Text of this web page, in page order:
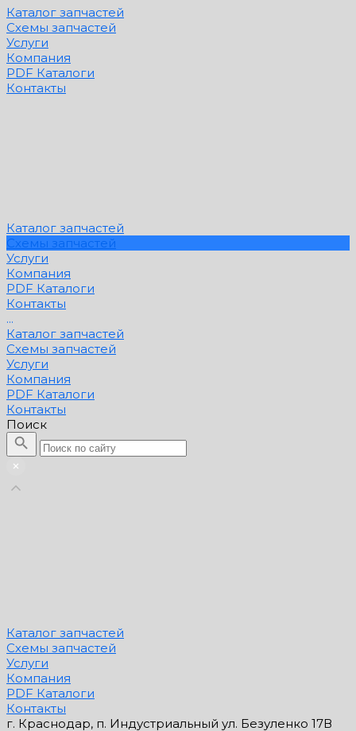
Каталог запчастей
Схемы запчастей
Услуги
Компания
PDF Каталоги
Контакты
Каталог запчастей
Схемы запчастей
Услуги
Компания
PDF Каталоги
Контакты
...
Каталог запчастей
Схемы запчастей
Услуги
Компания
PDF Каталоги
Контакты
Поиск
Каталог запчастей
Схемы запчастей
Услуги
Компания
PDF Каталоги
Контакты
г. Краснодар, п. Индустриальный ул. Безуленко 17В